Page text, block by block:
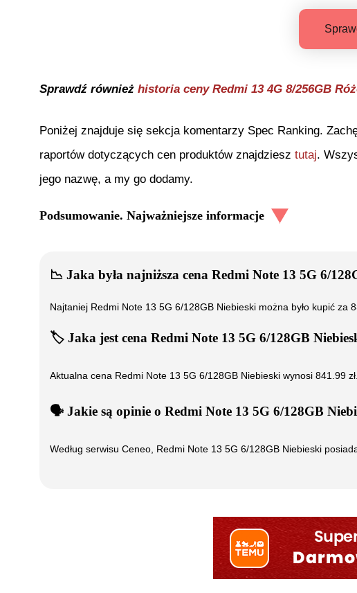
Sprawdź również historia ceny Redmi 13 4G 8/256GB
Poniżej znajduje się sekcja komentarzy Spec Ranking.
raportów dotyczących cen produktów znajdziesz tutaj.
jego nazwę, a my go dodamy.
Podsumowanie. Najważniejsze informacje
📉 Jaka była najniższa cena Redmi Note 13 5G 6/
Najtaniej Redmi Note 13 5G 6/128GB Niebieski można było kupić za
🏷️ Jaka jest cena Redmi Note 13 5G 6/128GB
Aktualna cena Redmi Note 13 5G 6/128GB Niebieski wynosi 841.99
🗣️ ️ Jakie są opinie o Redmi Note 13 5G 6/128GB
Według serwisu Ceneo, Redmi Note 13 5G 6/128GB Niebieski